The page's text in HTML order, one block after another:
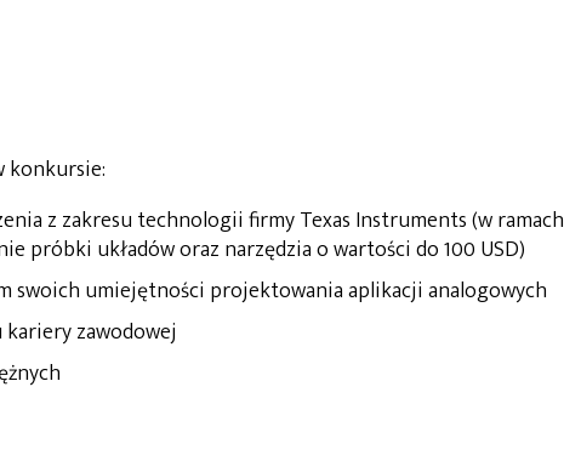
konkursie:
z zakresu technologii firmy Texas Instruments (w ramach
próbki układów oraz narzędzia o wartości do 100 USD)
swoich umiejętności projektowania aplikacji analogowych
zawodowej